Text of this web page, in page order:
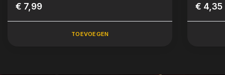
€ 7,99
TOEVOEGEN
€ 4,35